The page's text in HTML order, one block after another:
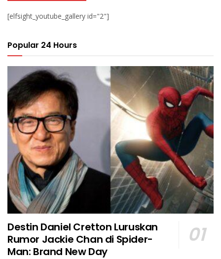
[elfsight_youtube_gallery id="2"]
Popular 24 Hours
Destin Daniel Cretton Luruskan
Rumor Jackie Chan di Spider-
Man: Brand New Day